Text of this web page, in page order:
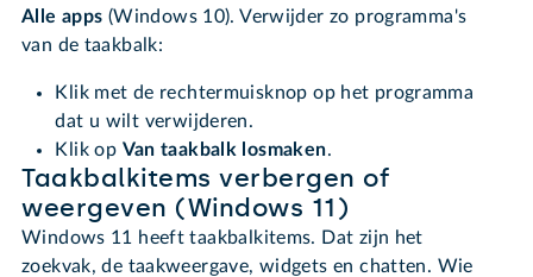
Alle apps (Windows 10). Verwijder zo programma's
van de taakbalk:
Klik met de rechtermuisknop op het programma
dat u wilt verwijderen.
Klik op Van taakbalk losmaken.
Taakbalkitems verbergen of
weergeven (Windows 11)
Windows 11 heeft taakbalkitems. Dat zijn het
zoekvak, de taakweergave, widgets en chatten. Wie